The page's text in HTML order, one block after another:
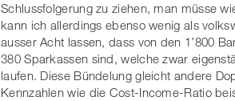
Schlussfolgerung zu ziehen, man müsse
kann ich allerdings ebenso wenig als
ausser Acht lassen, dass von den 1’800
380 Sparkassen sind, welche zwar
laufen. Diese Bündelung gleicht andere
Kennzahlen wie die Cost-Income-Ratio